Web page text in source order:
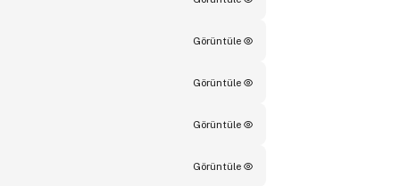
Görüntüle
Görüntüle
Görüntüle
Görüntüle